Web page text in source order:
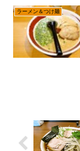
ラーメン＆つけ麺